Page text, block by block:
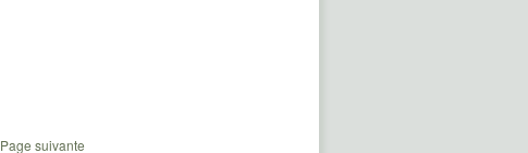
Page suivante